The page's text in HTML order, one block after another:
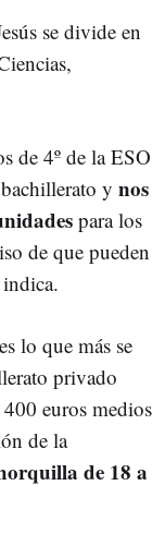
se divide en
de 4º de la ESO
y nos
para los
de que pueden
lo que más se
privado
euros medios
de la
de 18 a